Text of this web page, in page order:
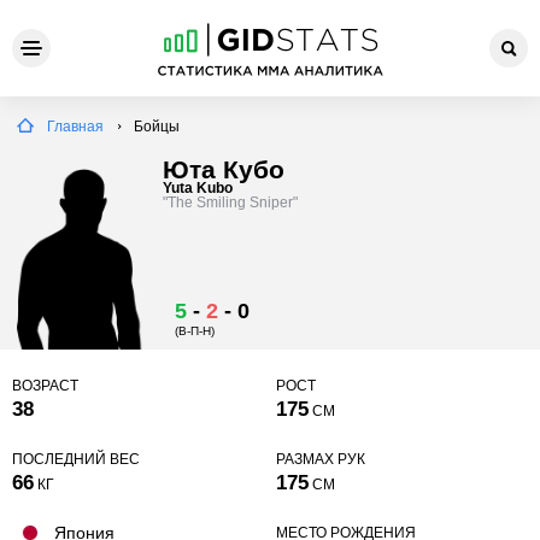
Главная Бойцы
Юта Кубо
Yuta Kubo
"The Smiling Sniper"
5 - 2 - 0
(В-П-Н)
ВОЗРАСТ
38
РОСТ
175 СМ
ПОСЛЕДНИЙ ВЕС
66 КГ
РАЗМАХ РУК
175 СМ
Япония
МЕСТО РОЖДЕНИЯ